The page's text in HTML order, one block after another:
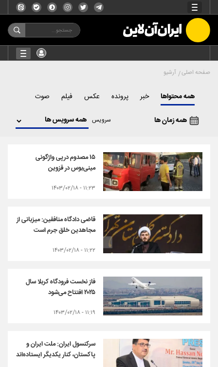
صفحه اصلی آرشیو
همه محتواها خبر پرونده عکس فیلم صوت
همه زمان ها سرویس
۱۵ مصدوم درپی واژگونی
مینی‌بوس در قزوین
۱۱:۲۳ - ۱۴۰۳/۰۲/۱۸
قاضی دادگاه منافقین: میزبانی از
مجاهدین خلق جرم است
۱۱:۲۲ - ۱۴۰۳/۰۲/۱۸
فاز نخست فرودگاه کربلا سال
۲۰۲۵ افتتاح می‌شود
۱۱:۱۹ - ۱۴۰۳/۰۲/۱۸
سرکنسول ایران: ملت ایران و
پاکستان، کنار یکدیگر ایستاده‌اند